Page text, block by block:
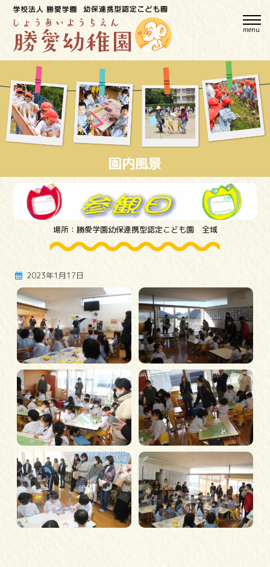
園内風景
場所：勝愛学園幼保連携型認定こども園 全域
2023年1月17日
menu